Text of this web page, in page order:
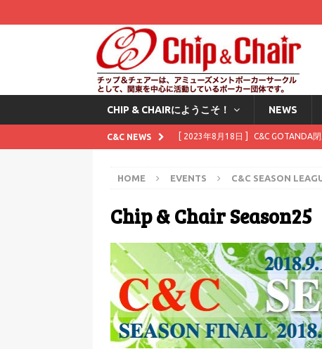
CHIP & CHAIRにようこそ！ NEWS
C&C NEWS [ 2023年8月18日 ] C&C GOTANDA
[ 2023年7月11日 ] 7月にスタンプカ
[ 2023年6月2日 ] 6月にスタンプカ
HOME EVENTS C&C SEASON
Chip & Chair Season25